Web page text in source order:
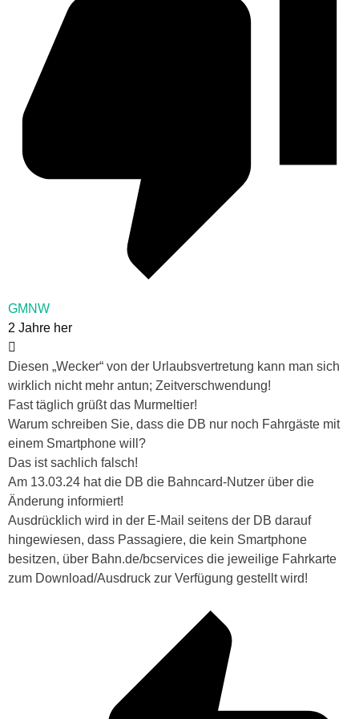
GMNW
2 Jahre her
Diesen „Wecker“ von der Urlaubsvertretung kann man sich
wirklich nicht mehr antun; Zeitverschwendung!
Fast täglich grüßt das Murmeltier!
Warum schreiben Sie, dass die DB nur noch Fahrgäste mit
einem Smartphone will?
Das ist sachlich falsch!
Am 13.03.24 hat die DB die Bahncard-Nutzer über die
Änderung informiert!
Ausdrücklich wird in der E-Mail seitens der DB darauf
hingewiesen, dass Passagiere, die kein Smartphone
besitzen, über Bahn.de/bcservices die jeweilige Fahrkarte
zum Download/Ausdruck zur Verfügung gestellt wird!